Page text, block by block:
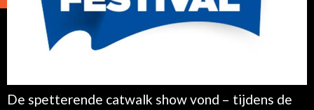
De spetterende catwalk show vond – tijdens de